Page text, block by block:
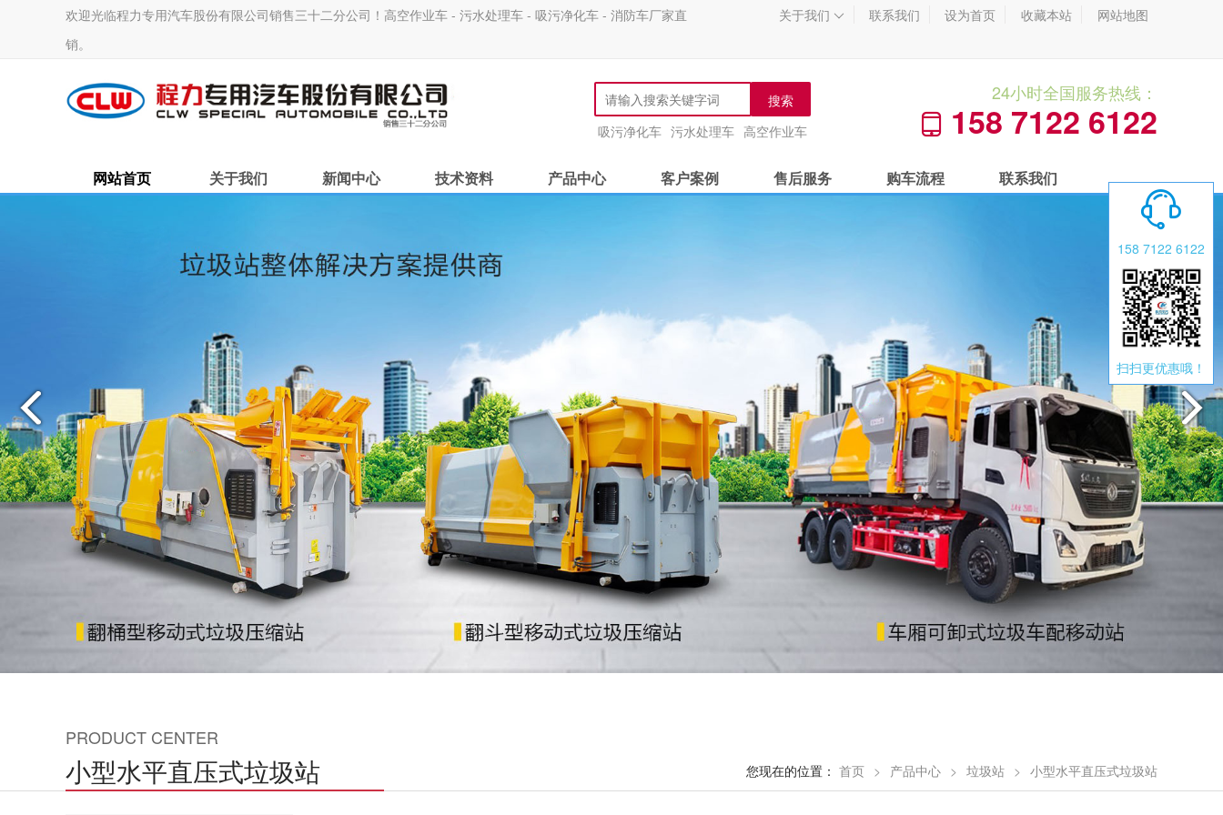
欢迎光临程力专用汽车股份有限公司销售三十二分公司！高空作业车 - 污水处理车 - 吸污净化车 - 消防车厂家直
销。
关于我们  联系我们 设为首页 收藏本站 网站地图
搜索
吸污净化车 污水处理车 高空作业车
24小时全国服务热线：
 158 7122 6122
网站首页 关于我们 新闻中心 技术资料 产品中心 客户案例 售后服务 购车流程 联系我们
PRODUCT CENTER
小型水平直压式垃圾站 您现在的位置： 首页 > 产品中心 > 垃圾站 > 小型水平直压式垃圾站

158 7122 6122
扫扫更优惠哦！